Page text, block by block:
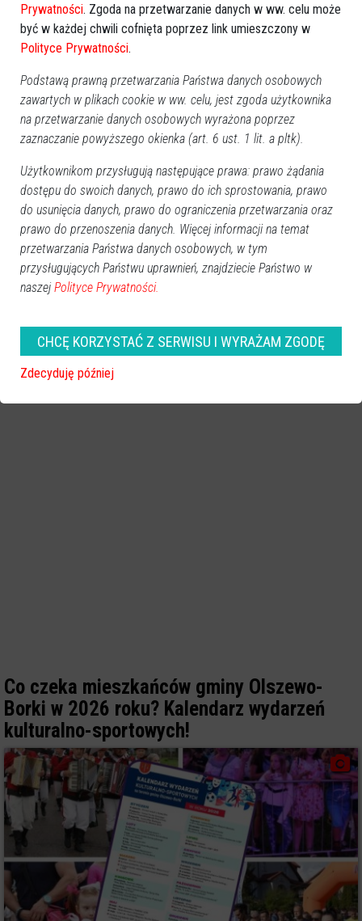
karnawałowa w Zabielu Pilikach! [ZDJĘCIA,
WIDEO]
Powiat ostrołecki
2026-02-12 20:21
Co czeka mieszkańców gminy Olszewo-
Borki w 2026 roku? Kalendarz wydarzeń
kulturalno-sportowych!
Prywatności. Zgoda na przetwarzanie danych w ww. celu może
być w każdej chwili cofnięta poprzez link umieszczony w
Polityce Prywatności.
Podstawą prawną przetwarzania Państwa danych osobowych
zawartych w plikach cookie w ww. celu, jest zgoda użytkownika
na przetwarzanie danych osobowych wyrażona poprzez
zaznaczanie powyższego okienka (art. 6 ust. 1 lit. a pltk).
Użytkownikom przysługują następujące prawa: prawo żądania
dostępu do swoich danych, prawo do ich sprostowania, prawo
do usunięcia danych, prawo do ograniczenia przetwarzania oraz
prawo do przenoszenia danych. Więcej informacji na temat
przetwarzania Państwa danych osobowych, w tym
przysługujących Państwu uprawnień, znajdziecie Państwo w
naszej Polityce Prywatności.
CHCĘ KORZYSTAĆ Z SERWISU I WYRAŻAM ZGODĘ
Zdecyduję później